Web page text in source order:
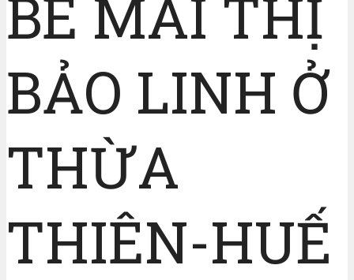
BÉ MAI THỊ
BẢO LINH Ở
THỪA
THIÊN-HUẾ